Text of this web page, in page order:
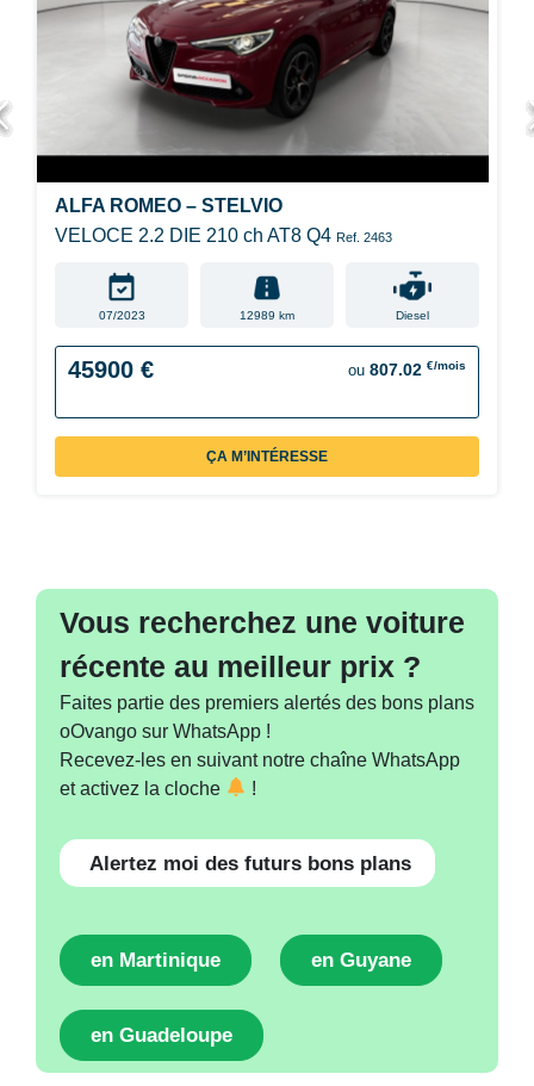
ALFA ROMEO – STELVIO
VELOCE 2.2 DIE 210 ch AT8 Q4 Ref. 2463
07/2023 12989 km Diesel
45900 € ou 807.02 €/mois
ÇA M’INTÉRESSE
Vous recherchez une voiture
récente au meilleur prix ?
Faites partie des premiers alertés des bons plans
oOvango sur WhatsApp !
Recevez-les en suivant notre chaîne WhatsApp
et activez la cloche
!
Alertez moi des futurs bons plans
en Martinique en Guyane
en Guadeloupe